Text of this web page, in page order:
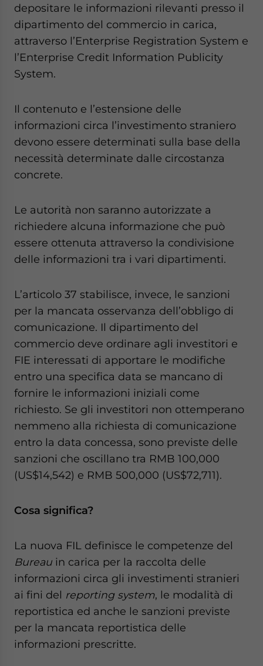
depositare le informazioni rilevanti presso il
dipartimento del commercio in carica,
attraverso l’Enterprise Registration System e
l’Enterprise Credit Information Publicity
System.
Il contenuto e l’estensione delle
informazioni circa l’investimento straniero
devono essere determinati sulla base della
necessità determinate dalle circostanza
concrete.
Le autorità non saranno autorizzate a
richiedere alcuna informazione che può
essere ottenuta attraverso la condivisione
delle informazioni tra i vari dipartimenti.
L’articolo 37 stabilisce, invece, le sanzioni
per la mancata osservanza dell’obbligo di
comunicazione. Il dipartimento del
commercio deve ordinare agli investitori e
FIE interessati di apportare le modifiche
entro una specifica data se mancano di
fornire le informazioni iniziali come
richiesto. Se gli investitori non ottemperano
nemmeno alla richiesta di comunicazione
entro la data concessa, sono previste delle
sanzioni che oscillano tra RMB 100,000
(US$14,542) e RMB 500,000 (US$72,711).
Cosa significa?
La nuova FIL definisce le competenze del
Bureau in carica per la raccolta delle
informazioni circa gli investimenti stranieri
ai fini del reporting system, le modalità di
reportistica ed anche le sanzioni previste
per la mancata reportistica delle
informazioni prescritte.